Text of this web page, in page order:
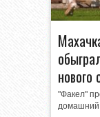
"Факел"
домашний